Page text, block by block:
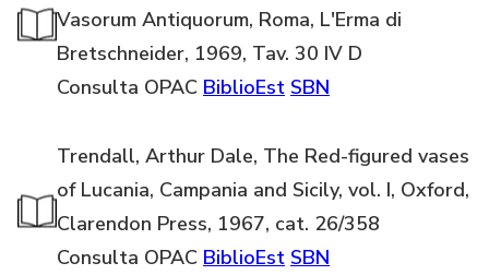
Vasorum Antiquorum, Roma, L'Erma di
Bretschneider, 1969, Tav. 30 IV D
Consulta OPAC BiblioEst SBN
Trendall, Arthur Dale, The Red-figured vases
of Lucania, Campania and Sicily, vol. I, Oxford,
Clarendon Press, 1967, cat. 26/358
Consulta OPAC BiblioEst SBN